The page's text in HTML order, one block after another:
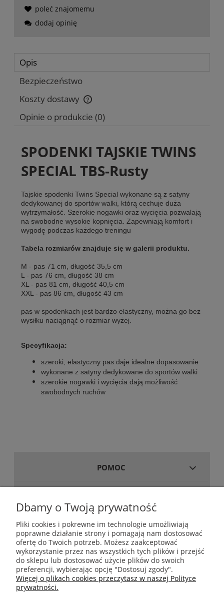
poleć znajomemu
dodaj opinię
Opis
Bezpieczeństwo
Koszty dostawy
Cena nie zawiera ewentualnych kosztów płatności
Opinie o produkcie (0)
SPODENKI TAJSKIE TWINS
SPECIAL TBS-Rusty
Tajskie spodenki Twins Special wykonane są z satyny
dedykowanej do sportów walki, którą cechuje duża
wytrzymałość. Szerokie nogawki oraz wycięcia pozwalają
na swobodne wysokie kopnięcia. Zapewniają komfort i
wygodę podczas każdego treningu
Tabela rozmiarów znajduje się w galerii produktu.
M - pas 71 cm, długość 35,5 cm
L - pas 76 cm, długość 38 cm
XL - pas 81 cm, długość 40,5 cm
XXL - pas 86 cm, długość 43 cm
pas w spodenkach jest bardzo elastyczny, można go bez
wysiłku naciągnąć o rozmiar wyżej.
Specyfikacja:
szeroki, elastyczny pas daje idealne dopasowanie
wykonane z satyny dedykowane do sportów walki
szerokie nogawki i wycięcia dają możliwość
swobodnych ruchów
POMOC
MOJE KONTO
GWARANCJA I ZWROTY
INFORMACJE
Dbamy o Twoją prywatność
Pliki cookies i pokrewne im technologie umożliwiają
poprawne działanie strony i pomagają nam dostosować
ofertę do Twoich potrzeb. Możesz zaakceptować
wykorzystanie przez nas wszystkich tych plików i przejść
do sklepu lub dostosować użycie plików do swoich
preferencji, wybierając opcję "Dostosuj zgody".
Więcej o plikach cookies przeczytasz w naszej Polityce
prywatności.